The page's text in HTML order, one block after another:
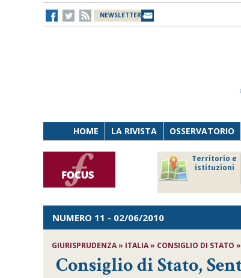
NEWSLETTER
HOME LA RIVISTA OSSERVATORIO
Territorio e
istituzioni
NUMERO 11 - 02/06/2010
GIURISPRUDENZA » ITALIA » CONSIGLIO DI STATO
Consiglio di Stato,